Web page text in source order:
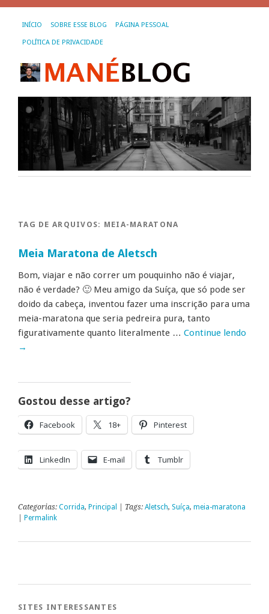
INÍCIO SOBRE ESSE BLOG PÁGINA PESSOAL
POLÍTICA DE PRIVACIDADE
TAG DE ARQUIVOS: MEIA-MARATONA
Meia Maratona de Aletsch
Bom, viajar e não correr um pouquinho não é viajar,
não é verdade? 🙂 Meu amigo da Suíça, que só pode ser
doido da cabeça, inventou fazer uma inscrição para uma
meia-maratona que seria pedreira pura, tanto
figurativamente quanto literalmente … Continue lendo
→
Gostou desse artigo?
Facebook 18+ Pinterest
LinkedIn E-mail Tumblr
Categorias: Corrida, Principal | Tags: Aletsch, Suíça, meia-maratona
Permalink
SITES INTERESSANTES